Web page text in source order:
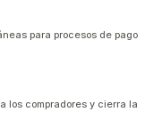
para procesos de pago
los compradores y cierra la